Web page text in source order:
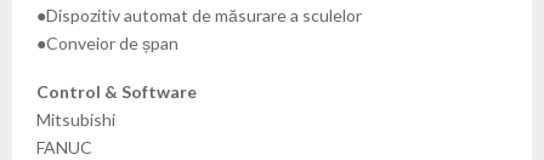
●Dispozitiv automat de măsurare a sculelor
●Conveior de șpan
Control & Software
Mitsubishi
FANUC